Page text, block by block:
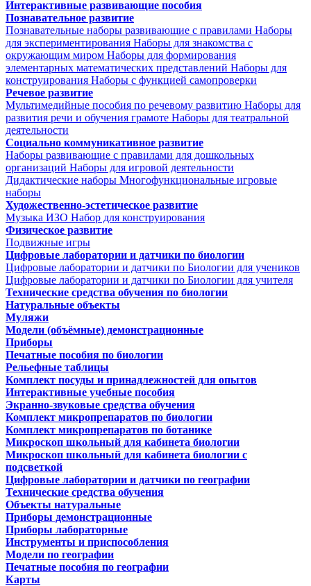
Интерактивные развивающие пособия
Познавательное развитие
Познавательные наборы развивающие с правилами Наборы
для экспериментирования Наборы для знакомства с
окружающим миром Наборы для формирования
элементарных математических представлений Наборы для
конструирования Наборы с функцией самопроверки
Речевое развитие
Мультимедийные пособия по речевому развитию Наборы для
развития речи и обучения грамоте Наборы для театральной
деятельности
Социально коммуникативное развитие
Наборы развивающие с правилами для дошкольных
организаций Наборы для игровой деятельности
Дидактические наборы Многофункциональные игровые
наборы
Художественно-эстетическое развитие
Музыка ИЗО Набор для конструирования
Физическое развитие
Подвижные игры
Цифровые лаборатории и датчики по биологии
Цифровые лаборатории и датчики по Биологии для учеников
Цифровые лаборатории и датчики по Биологии для учителя
Технические средства обучения по биологии
Натуральные объекты
Муляжи
Модели (объёмные) демонстрационные
Приборы
Печатные пособия по биологии
Рельефные таблицы
Комплект посуды и принадлежностей для опытов
Интерактивные учебные пособия
Экранно-звуковые средства обучения
Комплект микропрепаратов по биологии
Комплект микропрепаратов по ботанике
Микроскоп школьный для кабинета биологии
Микроскоп школьный для кабинета биологии с
подсветкой
Цифровые лаборатории и датчики по географии
Технические средства обучения
Объекты натуральные
Приборы демонстрационные
Приборы лабораторные
Инструменты и приспособления
Модели по географии
Печатные пособия по географии
Карты